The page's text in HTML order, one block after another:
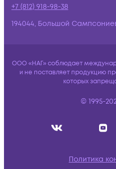
+7 (812) 918-98-38
194044, Большой
ООО «НАГ» соблюдает
и не поставляет продукцию
которых
© 1995-
Политика